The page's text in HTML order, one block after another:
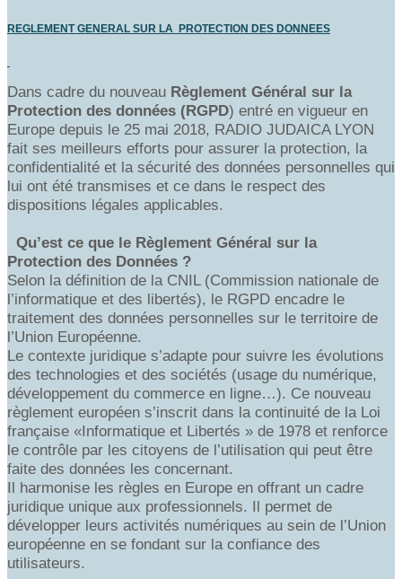
REGLEMENT GENERAL SUR LA PROTECTION DES DONNEES
Dans cadre du nouveau Règlement Général sur la
Protection des données (RGPD) entré en vigueur en
Europe depuis le 25 mai 2018, RADIO JUDAICA LYON
fait ses meilleurs efforts pour assurer la protection, la
confidentialité et la sécurité des données personnelles qui
lui ont été transmises et ce dans le respect des
dispositions légales applicables.
Qu’est ce que le Règlement Général sur la
Protection des Données ?
Selon la définition de la CNIL (Commission nationale de
l’informatique et des libertés), le RGPD encadre le
traitement des données personnelles sur le territoire de
l’Union Européenne.
Le contexte juridique s’adapte pour suivre les évolutions
des technologies et des sociétés (usage du numérique,
développement du commerce en ligne…). Ce nouveau
règlement européen s’inscrit dans la continuité de la Loi
française «Informatique et Libertés » de 1978 et renforce
le contrôle par les citoyens de l’utilisation qui peut être
faite des données les concernant.
Il harmonise les règles en Europe en offrant un cadre
juridique unique aux professionnels. Il permet de
développer leurs activités numériques au sein de l’Union
européenne en se fondant sur la confiance des
utilisateurs.